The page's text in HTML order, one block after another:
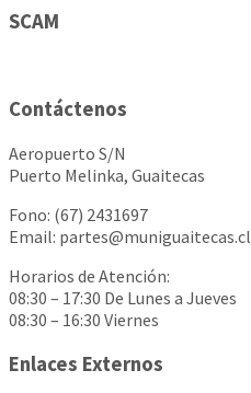
SCAM
Contáctenos
Aeropuerto S/N
Puerto Melinka, Guaitecas
Fono: (67) 2431697
Email: partes@muniguaitecas.cl
Horarios de Atención:
08:30 – 17:30 De Lunes a Jueves
08:30 – 16:30 Viernes
Enlaces Externos